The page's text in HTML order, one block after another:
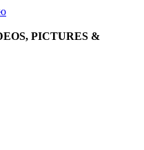
PICTURES &